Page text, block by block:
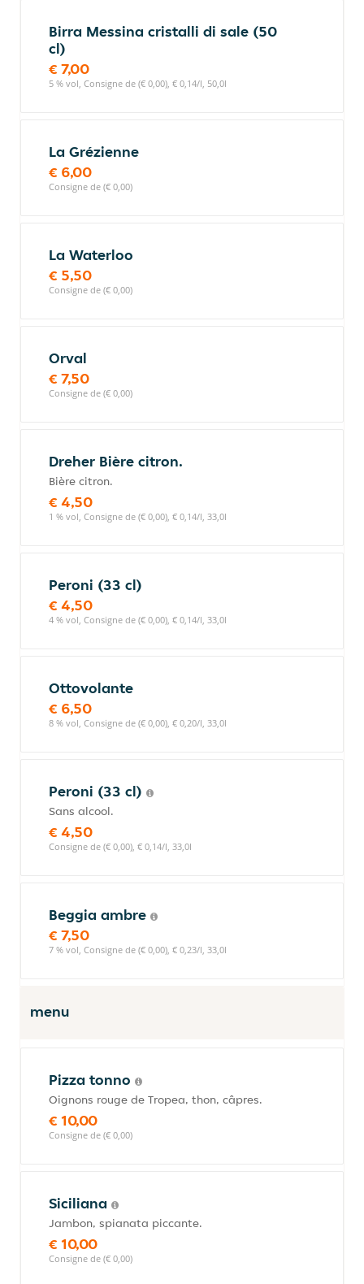
Birra Messina cristalli di sale (50
cl)
€ 7,00
5 % vol, Consigne de (€ 0,00), € 0,14/l, 50,0l
La Grézienne
€ 6,00
Consigne de (€ 0,00)
La Waterloo
€ 5,50
Consigne de (€ 0,00)
Orval
€ 7,50
Consigne de (€ 0,00)
Dreher Bière citron.
Bière citron.
€ 4,50
1 % vol, Consigne de (€ 0,00), € 0,14/l, 33,0l
Peroni (33 cl)
€ 4,50
4 % vol, Consigne de (€ 0,00), € 0,14/l, 33,0l
Ottovolante
€ 6,50
8 % vol, Consigne de (€ 0,00), € 0,20/l, 33,0l
Peroni (33 cl)
Sans alcool.
€ 4,50
Consigne de (€ 0,00), € 0,14/l, 33,0l
Beggia ambre
€ 7,50
7 % vol, Consigne de (€ 0,00), € 0,23/l, 33,0l
menu
Pizza tonno
Oignons rouge de Tropea, thon, câpres.
€ 10,00
Consigne de (€ 0,00)
Siciliana
Jambon, spianata piccante.
€ 10,00
Consigne de (€ 0,00)